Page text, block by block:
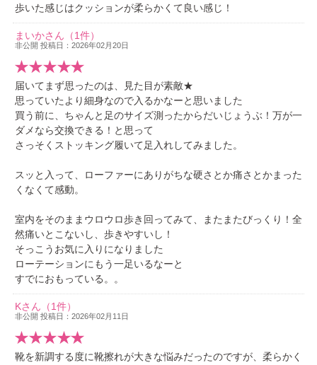
歩いた感じはクッションが柔らかくて良い感じ！
まいかさん（1件）
非公開 投稿日：2026年02月20日
届いてまず思ったのは、見た目が素敵★
思っていたより細身なので入るかなーと思いました
買う前に、ちゃんと足のサイズ測ったからだいじょうぶ！万が一
ダメなら交換できる！と思って
さっそくストッキング履いて足入れしてみました。
スッと入って、ローファーにありがちな硬さとか痛さとかまった
くなくて感動。
室内をそのままウロウロ歩き回ってみて、またまたびっくり！全
然痛いとこないし、歩きやすいし！
そっこうお気に入りになりました
ローテーションにもう一足いるなーと
すでにおもっている。。
Kさん（1件）
非公開 投稿日：2026年02月11日
靴を新調する度に靴擦れが大きな悩みだったのですが、柔らかく